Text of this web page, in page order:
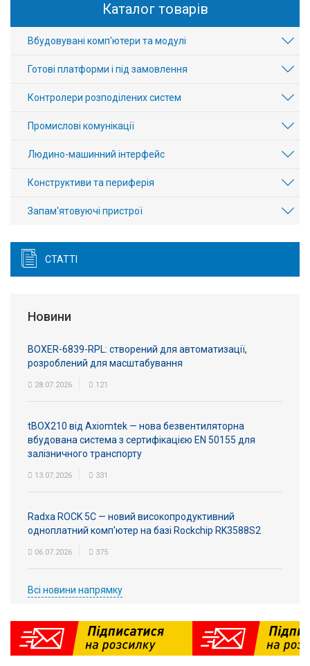
Каталог товарів
Вбудовувані комп'ютери та модулі
Готові платформи і під замовлення
Контролери розподілених систем
Промислові комунікації
Людино-машинний інтерфейс
Конструктиви та периферія
Запам'ятовуючі пристрої
СТАТТІ
Новини
BOXER-6839-RPL: створений для автоматизації,
розроблений для масштабування
28.07.2026 121
tBOX210 від Axiomtek — нова безвентиляторна
вбудована система з сертифікацією EN 50155 для
залізничного транспорту
13.07.2026 331
Radxa ROCK 5C — новий високопродуктивний
одноплатний комп'ютер на базі Rockchip RK3588S2
06.07.2026 375
Всі новини напрямку